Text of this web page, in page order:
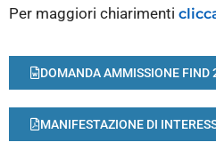
Per maggiori chiarimenti
DOMANDA AMMISSIONE FIND
MANIFESTAZIONE DI